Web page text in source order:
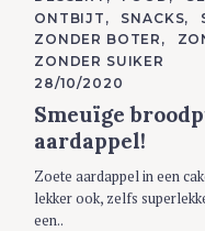
A
T
E
G
O
R
E
S
ONTBIJT
SNACKS
ZONDER BOTER
ZONDER SUIKER
28/10/2020
Smeuïge
aardappel!
Zoete aardappel in een
lekker ook, zelfs
een..